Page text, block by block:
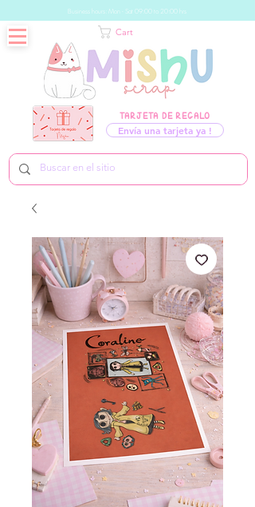
Business hours: Mon - Sat 09:00 to 20:00 hrs
TARJETA DE REGALO
Envía una tarjeta ya !
Cart